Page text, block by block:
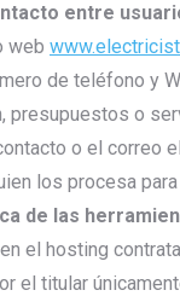
entre
web
de teléfono y
presupuestos o
o el correo
los procesa
de las
el hosting
el titular